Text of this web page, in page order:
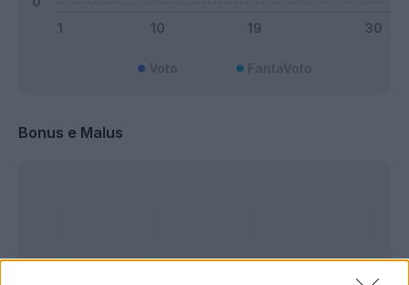
Bonus e Malus